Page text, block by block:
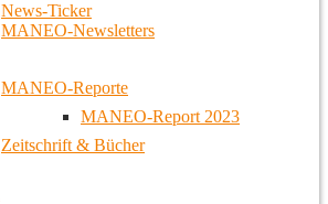
News-Ticker
MANEO-Newsletters
MANEO-Reporte
MANEO-Report 2023
Zeitschrift & Bücher